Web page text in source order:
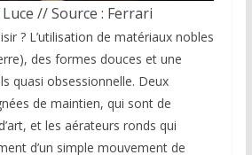
// Source : Ferrari
? L’utilisation de matériaux nobles
des formes douces et une
quasi obsessionnelle. Deux
de maintien, qui sont de
et les aérateurs ronds qui
d’un simple mouvement de